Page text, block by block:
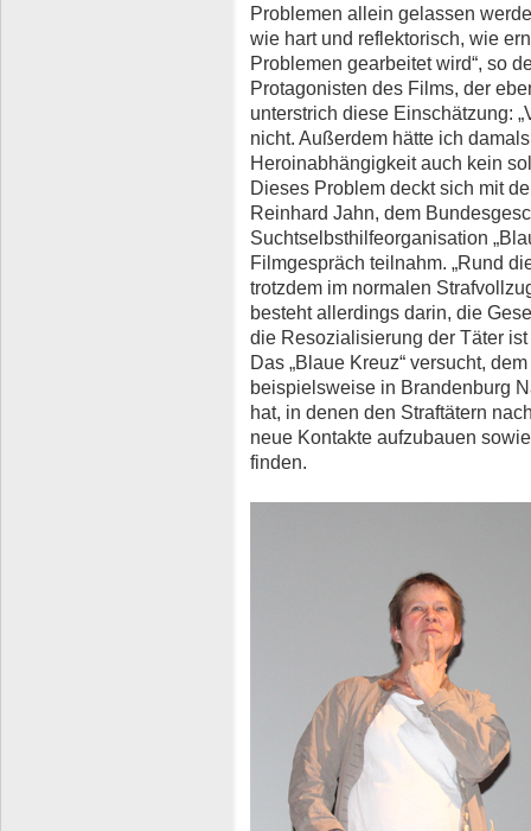
Problemen allein gelassen
wie hart und reflektorisch, wie
Problemen gearbeitet wird“, so
Protagonisten des Films, der
unterstrich diese Einschätzung:
nicht. Außerdem hätte ich
Heroinabhängigkeit auch kein
Dieses Problem deckt sich mit
Reinhard Jahn, dem
Suchtselbsthilfeorganisation
Filmgespräch teilnahm. „Rund
trotzdem im normalen
besteht allerdings darin, die
die Resozialisierung der Täter
Das „Blaue Kreuz“ versucht,
beispielsweise in Brandenburg
hat, in denen den Straftätern
neue Kontakte aufzubauen
finden.